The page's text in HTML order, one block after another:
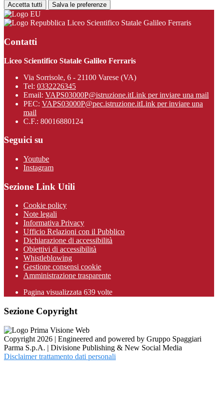
Accetta tutti Salva le preferenze
Liceo Scientifico Statale Galileo Ferraris
Contatti
Liceo Scientifico Statale Galileo Ferraris
Via Sorrisole, 6 - 21100 Varese (VA)
Tel: 0332226345
Email: VAPS03000P@istruzione.itLink per inviare una mail
PEC: VAPS03000P@pec.istruzione.itLink per inviare una
mail
C.F.: 80016880124
Seguici su
Youtube
Instagram
Sezione Link Utili
Cookie policy
Note legali
Informativa Privacy
Ufficio Relazioni con il Pubblico
Dichiarazione di accessibilità
Obiettivi di accessibilità
Whistleblowing
Gestione consensi cookie
Amministrazione trasparente
Pagina visualizzata 639 volte
Sezione Copyright
Copyright 2026 | Engineered and powered by Gruppo Spaggiari
Parma S.p.A. | Divisione Publishing & New Social Media
Disclaimer trattamento dati personali